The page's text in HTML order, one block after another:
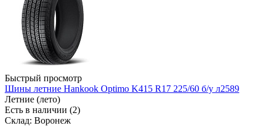
Быстрый просмотр
Шины летние Hankook Optimo K415 R17 225/60 б/у л2589
Летние (лето)
Есть в наличии (2)
Склад: Воронеж